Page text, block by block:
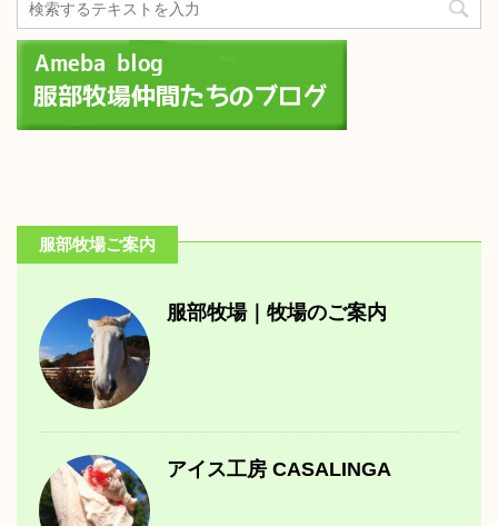
服部牧場ご案内
服部牧場｜牧場のご案内
アイス工房 CASALINGA